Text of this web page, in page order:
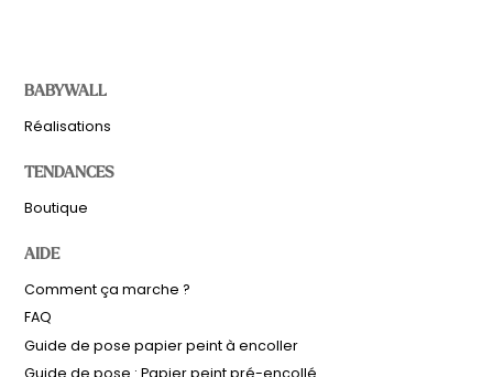
BABYWALL
Réalisations
TENDANCES
Boutique
AIDE
Comment ça marche ?
FAQ
Guide de pose papier peint à encoller
Guide de pose : Papier peint pré-encollé